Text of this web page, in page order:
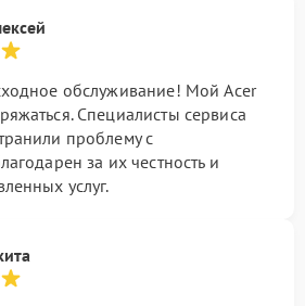
обслуживание! Мой Acer
Специалисты сервиса
проблему с
за их честность и
услуг.